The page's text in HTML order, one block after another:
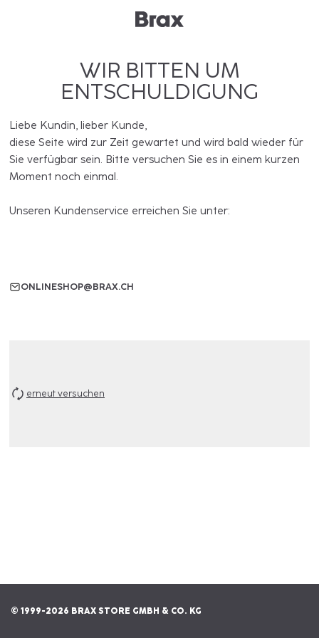
WIR BITTEN UM
ENTSCHULDIGUNG
Liebe Kundin, lieber Kunde,
diese Seite wird zur Zeit gewartet und wird bald wieder für
Sie verfügbar sein. Bitte versuchen Sie es in einem kurzen
Moment noch einmal.
Unseren Kundenservice erreichen Sie unter:
ONLINESHOP@BRAX.CH
erneut versuchen
© 1999-2026 BRAX STORE GMBH & CO. KG